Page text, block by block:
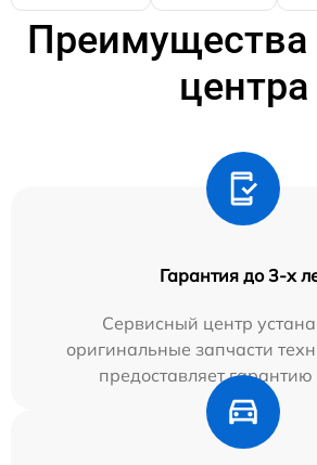
Преимущества
центра
Гарантия до 3-х
Сервисный центр
оригинальные запчасти
предоставляет гарантию